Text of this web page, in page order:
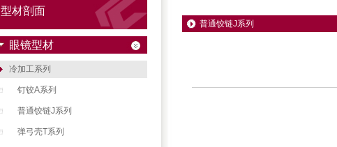
型材剖面
眼镜型材
冷加工系列
钉铰A系列
普通铰链J系列
弹弓壳T系列
普通铰链J系列